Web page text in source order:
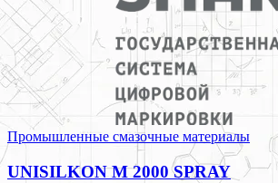
Промышленные смазочные материалы
UNISILKON M 2000 SPRAY